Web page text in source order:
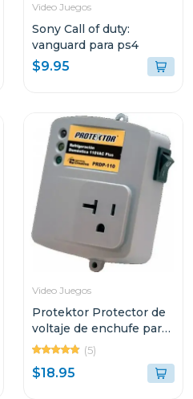
Video Juegos
Sony Call of duty:
vanguard para ps4
$9.95
Video Juegos
Protektor Protector de
voltaje de enchufe para
refrigeracion domestica
110 vac plus
(5)
$18.95